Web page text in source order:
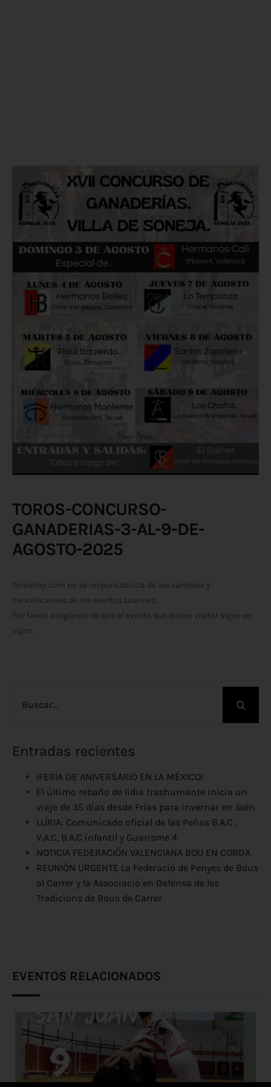
TOROS-CONCURSO-
GANADERIAS-3-AL-9-DE-
AGOSTO-2025
Toroshoy.com no se responsabiliza de los cambios y
cancelaciones de los eventos taurinos.
Por favor, asegúrese de que el evento que quiere visitar sigue en
vigor.
Entradas recientes
¡FERIA DE ANIVERSARIO EN LA MÉXICO!
El último rebaño de lidia trashumante inicia un
viaje de 35 días desde Frías para invernar en Jaén
LLÍRIA: Comunicado oficial de las Peñas B.A.C ,
V.A.C, B.A.C infantil y Guarisme 4
NOTICIA FEDERACIÓN VALENCIANA BOU EN CORDA
REUNIÓN URGENTE La Federació de Penyes de Bous
al Carrer y la Associació en Defensa de les
Tradicions de Bous de Carrer
EVENTOS RELACIONADOS